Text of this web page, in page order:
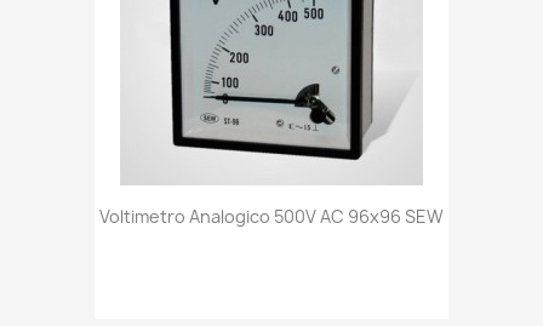
Voltimetro Analogico 500V AC 96x96 SEW